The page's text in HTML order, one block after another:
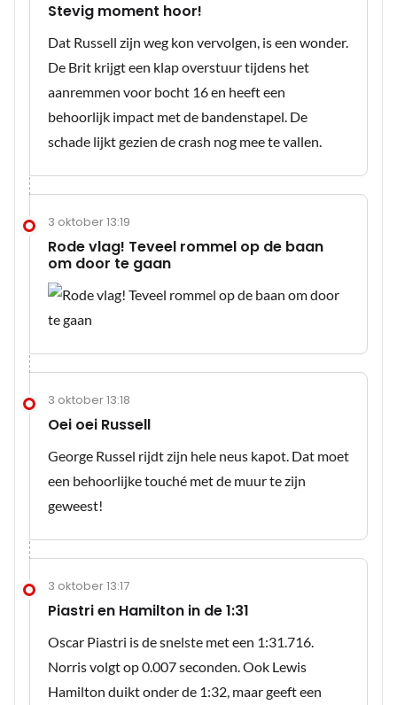
Stevig moment hoor!
Dat Russell zijn weg kon vervolgen, is een wonder.
De Brit krijgt een klap overstuur tijdens het
aanremmen voor bocht 16 en heeft een
behoorlijk impact met de bandenstapel. De
schade lijkt gezien de crash nog mee te vallen.
3 oktober 13:19
Rode vlag! Teveel rommel op de baan
om door te gaan
3 oktober 13:18
Oei oei Russell
George Russel rijdt zijn hele neus kapot. Dat moet
een behoorlijke touché met de muur te zijn
geweest!
3 oktober 13:17
Piastri en Hamilton in de 1:31
Oscar Piastri is de snelste met een 1:31.716.
Norris volgt op 0.007 seconden. Ook Lewis
Hamilton duikt onder de 1:32, maar geeft een